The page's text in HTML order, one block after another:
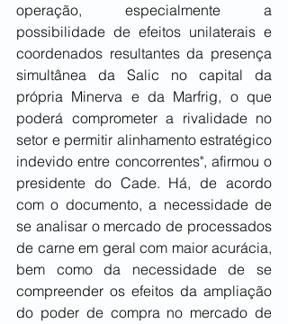
operação, especialmente a
possibilidade de efeitos unilaterais e
coordenados resultantes da presença
simultânea da Salic no capital da
própria Minerva e da Marfrig, o que
poderá comprometer a rivalidade no
setor e permitir alinhamento estratégico
indevido entre concorrentes", afirmou o
presidente do Cade. Há, de acordo
com o documento, a necessidade de
se analisar o mercado de processados
de carne em geral com maior acurácia,
bem como da necessidade de se
compreender os efeitos da ampliação
do poder de compra no mercado de